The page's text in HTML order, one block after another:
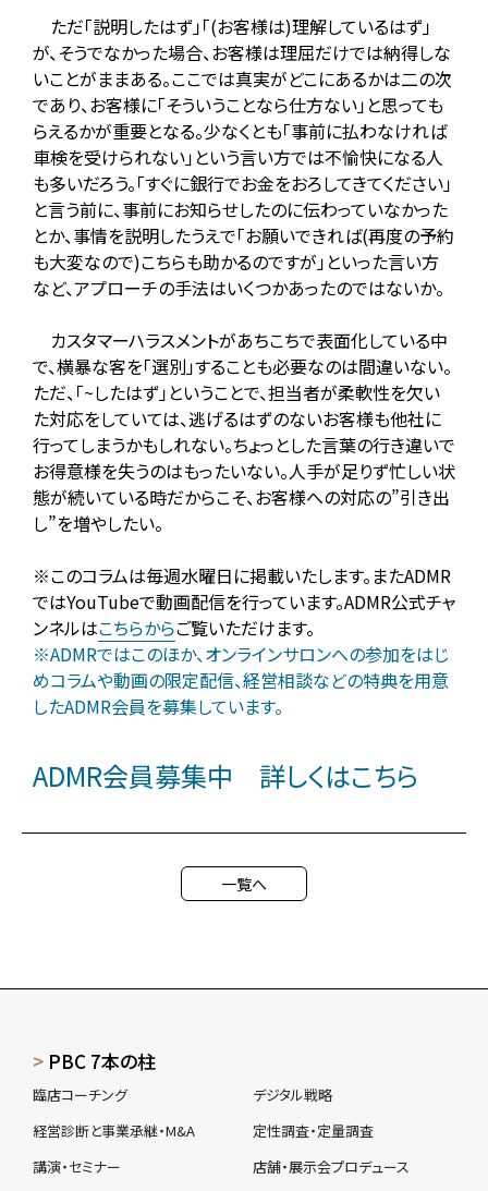
ただ「説明したはず」「(お客様は)理解しているはず」
が、そうでなかった場合、お客様は理屈だけでは納得しな
いことがままある。ここでは真実がどこにあるかは二の次
であり、お客様に「そういうことなら仕方ない」と思っても
らえるかが重要となる。少なくとも「事前に払わなければ
車検を受けられない」という言い方では不愉快になる人
も多いだろう。「すぐに銀行でお金をおろしてきてください」
と言う前に、事前にお知らせしたのに伝わっていなかった
とか、事情を説明したうえで「お願いできれば(再度の予約
も大変なので)こちらも助かるのですが」といった言い方
など、アプローチの手法はいくつかあったのではないか。
カスタマーハラスメントがあちこちで表面化している中
で、横暴な客を「選別」することも必要なのは間違いない。
ただ、「~したはず」ということで、担当者が柔軟性を欠い
た対応をしていては、逃げるはずのないお客様も他社に
行ってしまうかもしれない。ちょっとした言葉の行き違いで
お得意様を失うのはもったいない。人手が足りず忙しい状
態が続いている時だからこそ、お客様への対応の”引き出
し”を増やしたい。
※このコラムは毎週水曜日に掲載いたします。またADMR
ではYouTubeで動画配信を行っています。ADMR公式チャ
ンネルはこちらからご覧いただけます。
※ADMRではこのほか、オンラインサロンへの参加をはじ
めコラムや動画の限定配信、経営相談などの特典を用意
したADMR会員を募集しています。
ADMR会員募集中 詳しくはこちら
一覧へ
PBC 7本の柱
臨店コーチング
経営診断と事業承継・M&A
講演・セミナー
デジタル戦略
定性調査・定量調査
店舗・展示会プロデュース